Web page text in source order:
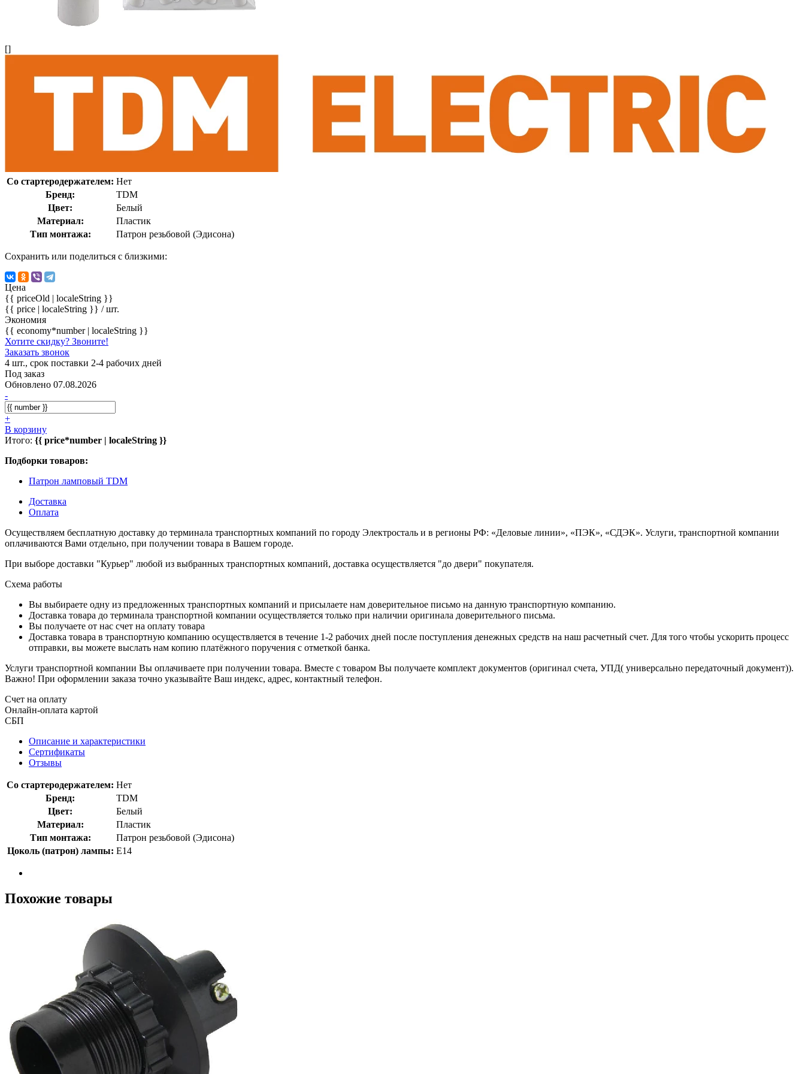
[]
Со стартеродержателем: Нет
Бренд:
TDM
Цвет:
Белый
Материал:
Пластик
Тип монтажа:
Патрон резьбовой (Эдисона)
Сохранить или поделиться с близкими:
Цена
{{ priceOld | localeString }}
{{ price | localeString }} / шт.
Экономия
{{ economy*number | localeString }}
Хотите скидку? Звоните!
Заказать звонок
4 шт., срок поставки 2-4 рабочих дней
Под заказ
Обновлено 07.08.2026
-
+
В корзину
Итого: {{ price*number | localeString }}
Подборки товаров:
Патрон ламповый TDM
Доставка
Оплата
Осуществляем бесплатную доставку до терминала транспортных компаний по городу Электросталь и в регионы РФ: «Деловые линии», «ПЭК», «СДЭК». Услуги, транспортной компании
оплачиваются Вами отдельно, при получении товара в Вашем городе.
При выборе доставки "Курьер" любой из выбранных транспортных компаний, доставка осуществляется "до двери" покупателя.
Схема работы
Вы выбираете одну из предложенных транспортных компаний и присылаете нам доверительное письмо на данную транспортную компанию.
Доставка товара до терминала транспортной компании осуществляется только при наличии оригинала доверительного письма.
Вы получаете от нас счет на оплату товара
Доставка товара в транспортную компанию осуществляется в течение 1-2 рабочих дней после поступления денежных средств на наш расчетный счет. Для того чтобы ускорить процесс
отправки, вы можете выслать нам копию платёжного поручения с отметкой банка.
Услуги транспортной компании Вы оплачиваете при получении товара. Вместе с товаром Вы получаете комплект документов (оригинал счета, УПД( универсально передаточный документ)).
Важно! При оформлении заказа точно указывайте Ваш индекс, адрес, контактный телефон.
Счет на оплату
Онлайн-оплата картой
СБП
Описание и характеристики
Сертификаты
Отзывы
Со стартеродержателем: Нет
Бренд:
TDM
Цвет:
Белый
Материал:
Пластик
Тип монтажа:
Патрон резьбовой (Эдисона)
Цоколь (патрон) лампы: E14
Похожие товары